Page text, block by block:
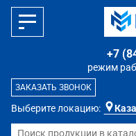
Выберите локацию:
режим
+7
ЗАКАЗАТЬ ЗВОНОК